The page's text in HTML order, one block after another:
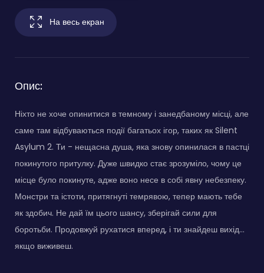
На весь екран
Опис:
Ніхто не хоче опинитися в темному і занедбаному місці, але
саме там відбуваються події багатьох ігор, таких як Silent
Asylum 2. Ти - нещасна душа, яка знову опинилася в пастці
покинутого притулку. Дуже швидко стає зрозуміло, чому це
місце було покинуте, адже воно несе в собі явну небезпеку.
Монстри та істоти, притягнуті темрявою, тепер мають тебе
як здобич. Не дай їм цього шансу, зберігай сили для
боротьби. Продовжуй рухатися вперед, і ти знайдеш вихід…
якщо виживеш.